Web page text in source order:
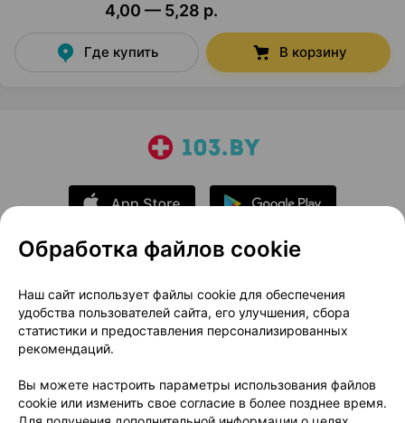
4,00 — 5,28 р.
Где купить В корзину
О проекте
Новости проекта
Размещение рекламы
Медицинский маркетинг
Публичный договор
Доставка
Способы оплаты
Вакансии
Партнеры
Написать руководителю 103.by
Обработка файлов cookie
Наш сайт использует файлы cookie для обеспечения
удобства пользователей сайта, его улучшения, сбора
статистики и предоставления персонализированных
рекомендаций.
Вы можете настроить параметры использования файлов
cookie или изменить свое согласие в более позднее время.